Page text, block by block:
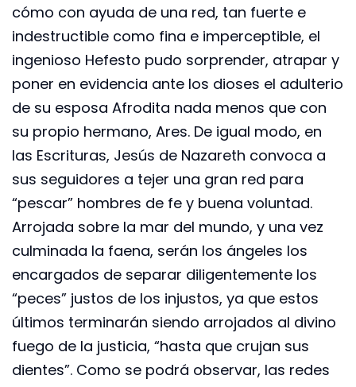
cómo con ayuda de una red, tan fuerte e
indestructible como fina e imperceptible, el
ingenioso Hefesto pudo sorprender, atrapar y
poner en evidencia ante los dioses el adulterio
de su esposa Afrodita nada menos que con
su propio hermano, Ares. De igual modo, en
las Escrituras, Jesús de Nazareth convoca a
sus seguidores a tejer una gran red para
“pescar” hombres de fe y buena voluntad.
Arrojada sobre la mar del mundo, y una vez
culminada la faena, serán los ángeles los
encargados de separar diligentemente los
“peces” justos de los injustos, ya que estos
últimos terminarán siendo arrojados al divino
fuego de la justicia, “hasta que crujan sus
dientes”. Como se podrá observar, las redes